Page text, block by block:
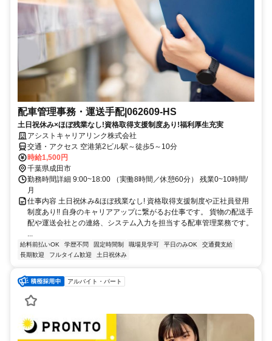
配車管理事務・運送手配|062609-HS
土日祝休み×ほぼ残業なし!資格取得支援制度あり!福利厚生充実
アシストキャリアリンク株式会社
交通・アクセス 空港第2ビル駅～徒歩5～10分
時給1,500円
千葉県成田市
勤務時間詳細 9:00~18:00 （実働8時間／休憩60分） 残業0~10時間/
月
仕事内容 土日祝休み&ほぼ残業なし! 資格取得支援制度や正社員登用
制度あり!! 自身のキャリアアップに繋がるお仕事です。 貨物の配送手
配や運送会社との連絡、システム入力を担当する配車管理業務です。
...
給料前払いOK 学歴不問 固定時間制 職場見学可 平日のみOK
交通費支給
長期歓迎
フルタイム歓迎 土日祝休み
アルバイト・パート